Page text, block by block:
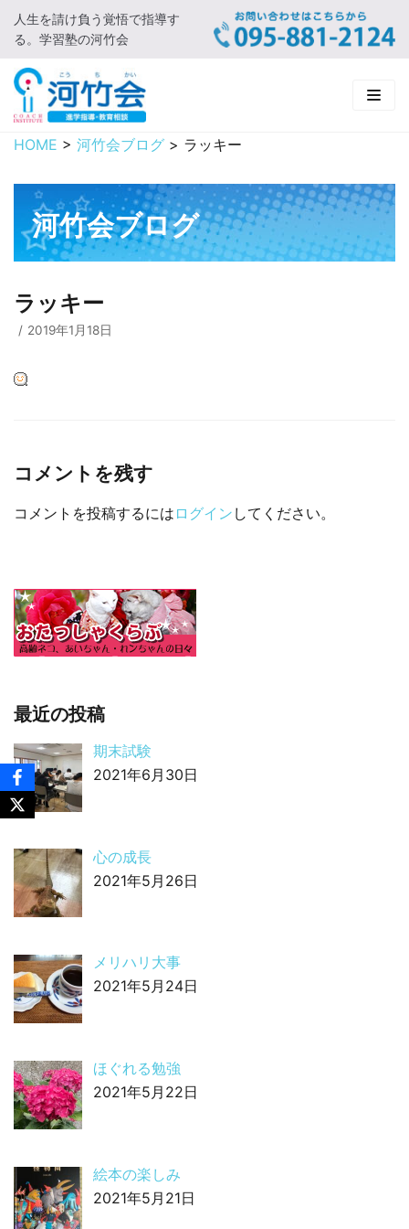
コ
ン
テ
ン
ツ
に
キ
プ
人生を請け負う覚悟で指導す
る。学習塾の河竹会
HOME
新着情報
□ お知らせ
河竹会について
□ 河竹会について
□ 小学部
実 績
HOME > 河竹会ブログ > ラッキー
河竹会ブログ
ラッキー
2019年1月18日
コメントを残す
コメントを投稿するには ログイン してください。
最近の投稿
期末試験
2021年6月30日
心の成長
2021年5月26日
メリハリ大事
2021年5月24日
ほぐれる勉強
2021年5月22日
絵本の楽しみ
2021年5月21日